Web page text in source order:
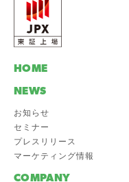
HOME
NEWS
お知らせ
セミナー
プレスリリース
マーケティング情報
COMPANY